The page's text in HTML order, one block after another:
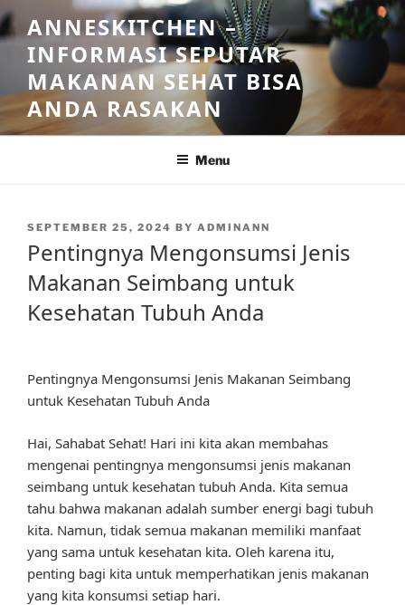
Skip
to
content
ANNESKITCHEN –
INFORMASI SEPUTAR
MAKANAN SEHAT BISA
ANDA RASAKAN
Menu
POSTED
SEPTEMBER 25, 2024 BY ADMINANN
Pentingnya Mengonsumsi Jenis
Makanan Seimbang untuk
Kesehatan Tubuh Anda
Pentingnya Mengonsumsi Jenis Makanan Seimbang
untuk Kesehatan Tubuh Anda
Hai, Sahabat Sehat! Hari ini kita akan membahas
mengenai pentingnya mengonsumsi jenis makanan
seimbang untuk kesehatan tubuh Anda. Kita semua
tahu bahwa makanan adalah sumber energi bagi tubuh
kita. Namun, tidak semua makanan memiliki manfaat
yang sama untuk kesehatan kita. Oleh karena itu,
penting bagi kita untuk memperhatikan jenis makanan
yang kita konsumsi setiap hari.